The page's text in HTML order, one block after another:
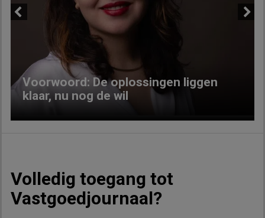
Voorwoord: De oplossingen liggen
klaar, nu nog de wil
Volledig toegang tot
Vastgoedjournaal?